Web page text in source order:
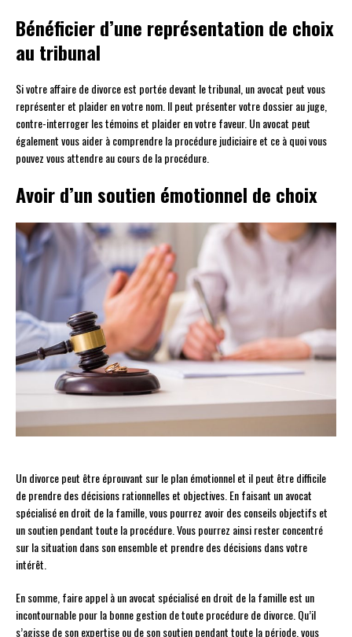
Bénéficier d’une représentation de choix
au tribunal
Si votre affaire de divorce est portée devant le tribunal, un avocat peut vous
représenter et plaider en votre nom. Il peut présenter votre dossier au juge,
contre-interroger les témoins et plaider en votre faveur. Un avocat peut
également vous aider à comprendre la procédure judiciaire et ce à quoi vous
pouvez vous attendre au cours de la procédure.
Avoir d’un soutien émotionnel de choix
Un divorce peut être éprouvant sur le plan émotionnel et il peut être difficile
de prendre des décisions rationnelles et objectives. En faisant un avocat
spécialisé en droit de la famille, vous pourrez avoir des conseils objectifs et
un soutien pendant toute la procédure. Vous pourrez ainsi rester concentré
sur la situation dans son ensemble et prendre des décisions dans votre
intérêt.
En somme, faire appel à un avocat spécialisé en droit de la famille est un
incontournable pour la bonne gestion de toute procédure de divorce. Qu’il
s’agisse de son expertise ou de son soutien pendant toute la période, vous